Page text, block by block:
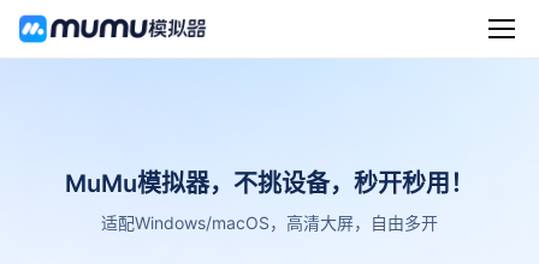
MuMu模拟器，不挑设备，秒开秒用！
适配Windows/macOS，高清大屏，自由多开